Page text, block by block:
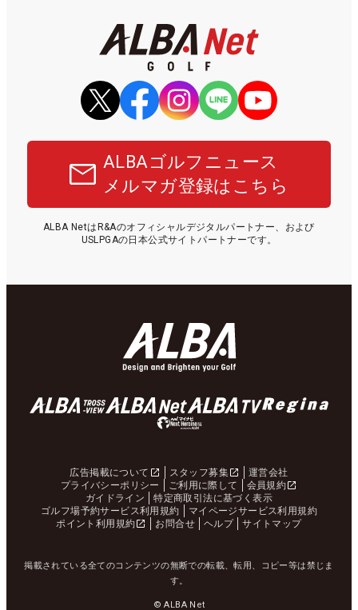
ALBAゴルフニュース
メルマガ登録はこちら
ALBA NetはR&Aのオフィシャルデジタルパートナー、および
USLPGAの日本公式サイトパートナーです。
広告掲載について スタッフ募集
運営会社
プライバシーポリシー
ご利用に際して
会員規約
ガイドライン
特定商取引法に基づく表示
ゴルフ場予約サービス利用規約
マイページサービス利用規約
ポイント利用規約
お問合せ ヘルプ サイトマップ
掲載されている全てのコンテンツの無断での転載、転用、コピー等は禁じま
す。
© ALBA Net